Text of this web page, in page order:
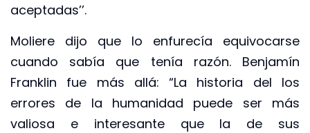
aceptadas’’.
Moliere dijo que lo enfurecía equivocarse
cuando sabía que tenía razón. Benjamín
Franklin fue más allá: “La historia del los
errores de la humanidad puede ser más
valiosa e interesante que la de sus